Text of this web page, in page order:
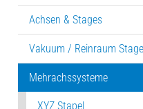
Achsen & Stages
Vakuum / Reinraum
Mehrachssysteme
XYZ Stapel